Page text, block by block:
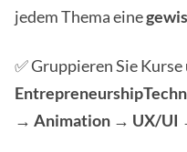
jedem Thema eine
✅ Gruppieren Sie
Entrepreneurship
→ Animation → UX/UI